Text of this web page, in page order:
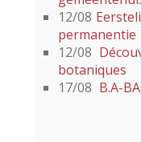
12/08
permanentie
12/08
botaniques
17/08 B.A-